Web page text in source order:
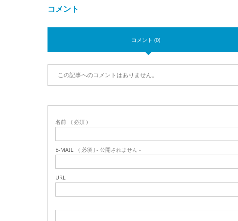
コメント
コメント (0)
この記事へのコメントはありません。
名前 ( 必須 )
E-MAIL ( 必須 ) - 公開されません -
URL